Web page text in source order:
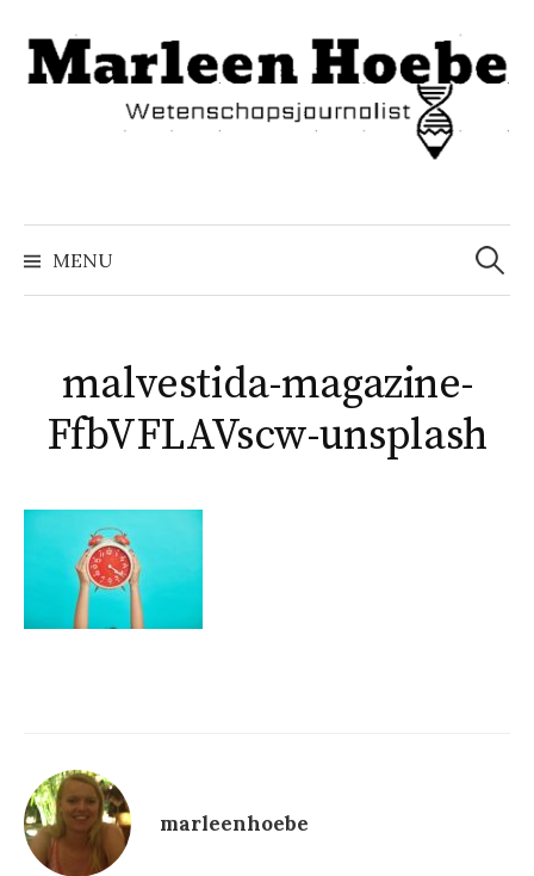
inhoud
springen
MENU
Zoeken
naar:
malvestida-magazine-
FfbVFLAVscw-unsplash
marleenhoebe